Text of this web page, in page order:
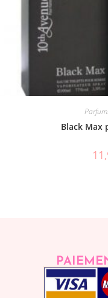
Black Max